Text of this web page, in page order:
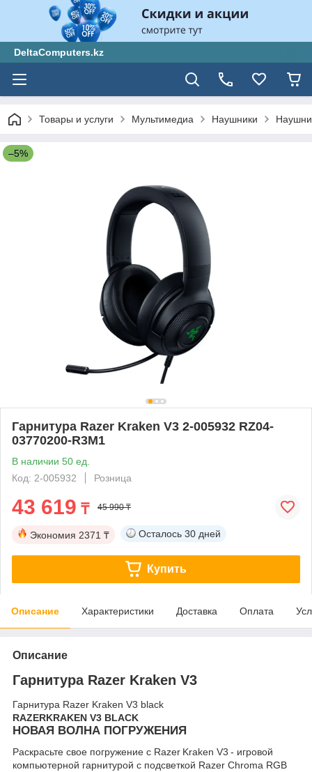
DeltaComputers.kz
Товары и услуги Мультимедиа Наушники
–5%
Гарнитура Razer Kraken V3 2-005932 RZ04-
03770200-R3M1
В наличии 50 ед.
Код: 2-005932
Розница
43 619 ₸ 45 990 ₸
Экономия 2371 ₸ Осталось 30 дней
Купить
Описание Характеристики Доставка Оплата
Описание
Гарнитура Razer Kraken V3
Гарнитура Razer Kraken V3 black
RAZERKRAKEN V3 BLACK
НОВАЯ ВОЛНА ПОГРУЖЕНИЯ
Раскрасьте свое погружение с Razer Kraken V3 - игровой
компьютерной гарнитурой с подсветкой Razer Chroma RGB